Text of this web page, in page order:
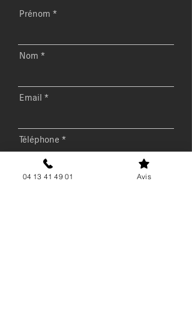
Prénom
Nom
Email
Téléphone
Message
04 13 41 49 01 Avis